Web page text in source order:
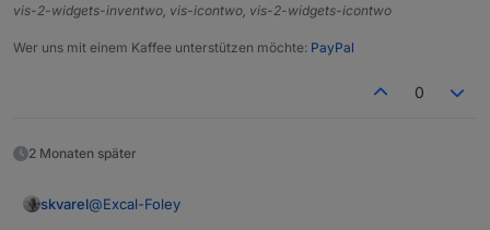
vis-2-widgets-inventwo, vis-icontwo, vis-2-widgets-icontwo
Wer uns mit einem Kaffee unterstützen möchte: PayPal
0
2 Monaten später
skvarel@Excal-Foley